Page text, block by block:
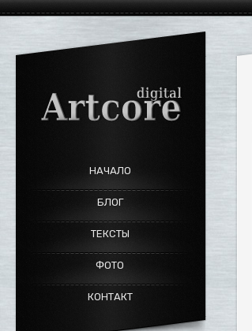
НАЧАЛО
БЛОГ
ТЕКСТЫ
ФОТО
КОНТАКТ